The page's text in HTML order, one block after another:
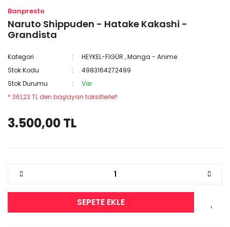
Banpresto
Naruto Shippuden - Hatake Kakashi -
Grandista
Kategori HEYKEL-FİGÜR ,Manga - Anime
Stok Kodu
4983164272499
Stok Durumu
Var
* 361,23 TL den başlayan taksitlerle!!
3.500,00 TL
SEPETE EKLE